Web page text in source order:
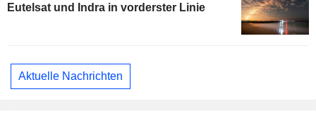
Eutelsat und Indra in vorderster Linie
Aktuelle Nachrichten